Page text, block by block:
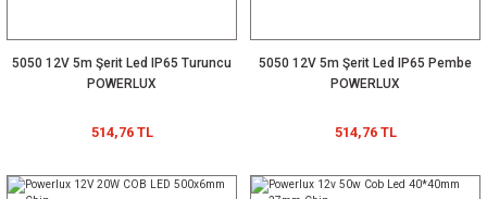
5050 12V 5m Şerit Led IP65 Turuncu
POWERLUX
514,76 TL
5050 12V 5m Şerit Led IP65 Pembe
POWERLUX
514,76 TL